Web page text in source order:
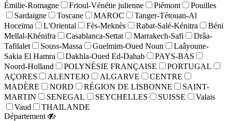
Émilie-Romagne
Frioul-Vénétie julienne Piémont
Pouilles
Sardaigne
Toscane MAROC
Tanger-Tétouan-Al
Hoceïma
L'Oriental Fès-Meknès Rabat-Salé-Kénitra
Béni
Mellal-Khénifra
Casablanca-Settat Marrakech-Safi
Drâa-
Tafilalet
Souss-Massa Guelmim-Oued Noun
Laâyoune-
Sakia El Hamra
Dakhla-Oued Ed-Dahab
PAYS-BAS
Noord-Holland
POLYNÉSIE FRANÇAISE
PORTUGAL
AÇORES
ALENTEJO ALGARVE
CENTRE
MADÈRE
NORD RÉGION DE LISBONNE
SAINT-
MARTIN
SENEGAL SEYCHELLES SUISSE
Valais
Vaud
THAILANDE
Département